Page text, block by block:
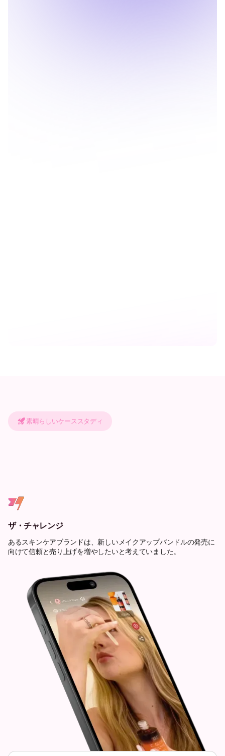
素晴らしいケーススタディ
ザ・チャレンジ
あるスキンケアブランドは、新しいメイクアップバンドルの発売に
向けて信頼と売り上げを増やしたいと考えていました。